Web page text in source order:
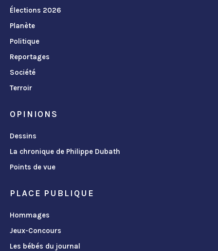
Élections 2026
Planète
Politique
Reportages
Société
Terroir
OPINIONS
Dessins
La chronique de Philippe Dubath
Points de vue
PLACE PUBLIQUE
Hommages
Jeux-Concours
Les bébés du journal